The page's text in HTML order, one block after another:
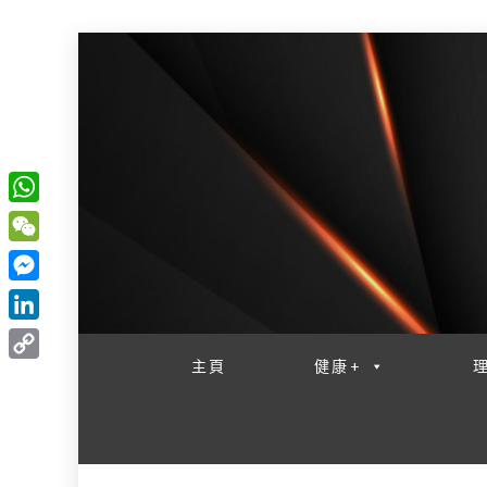
主頁 健康+
W
h
a
t
s
W
e
C
h
M
e
s
L
i